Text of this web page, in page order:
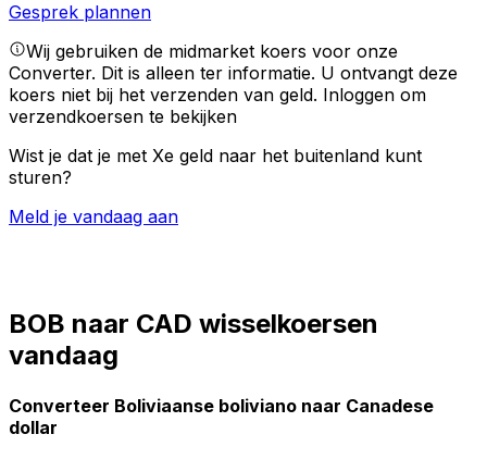
Gesprek plannen
Wij gebruiken de midmarket koers voor onze
Converter. Dit is alleen ter informatie. U ontvangt deze
koers niet bij het verzenden van geld. Inloggen om
verzendkoersen te bekijken
Wist je dat je met Xe geld naar het buitenland kunt
sturen?
Meld je vandaag aan
BOB naar CAD wisselkoersen
vandaag
Converteer Boliviaanse boliviano naar Canadese
dollar